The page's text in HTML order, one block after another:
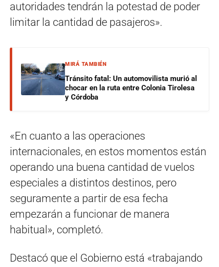
autoridades tendrán la potestad de poder
limitar la cantidad de pasajeros».
MIRÁ TAMBIÉN
Tránsito fatal: Un automovilista murió al
chocar en la ruta entre Colonia Tirolesa
y Córdoba
«En cuanto a las operaciones
internacionales, en estos momentos están
operando una buena cantidad de vuelos
especiales a distintos destinos, pero
seguramente a partir de esa fecha
empezarán a funcionar de manera
habitual», completó.
Destacó que el Gobierno está «trabajando